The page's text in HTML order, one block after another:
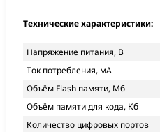
Технические характеристики:
Напряжение питания, В
Ток потребления, мА
Объём Flash памяти, Мб
Объём памяти для кода, Кб
Количество цифровых портов